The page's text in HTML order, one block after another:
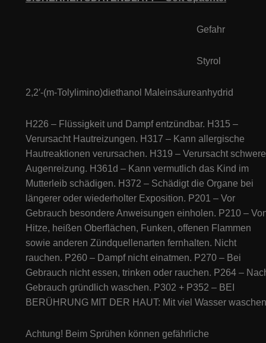
Gefahr
Styrol
2,2′-(m-Tolylimino)diethanol Maleinsäureanhydrid
H226 – Flüssigkeit und Dampf entzündbar. H315 –
Verursacht Hautreizungen. H317 – Kann allergische
Hautreaktionen verursachen. H319 – Verursacht schwere
Augenreizung. H361d – Kann vermutlich das Kind im
Mutterleib schädigen. H372 – Schädigt die Organe bei
längerer oder wiederholter Exposition. P201 – Vor
Gebrauch besondere Anweisungen einholen. P210 –
Hitze, heißen Oberflächen, Funken, offenen Flammen
sowie anderen Zündquellenarten fernhalten. Nicht
rauchen. P260 – Dampf nicht einatmen. P270 – Bei
Gebrauch nicht essen, trinken oder rauchen. P264 –
Gebrauch gründlich waschen. P302 + P352 – BEI
BERÜHRUNG MIT DER HAUT: Mit viel Wasser
Achtung! Beim Sprühen können gefährliche